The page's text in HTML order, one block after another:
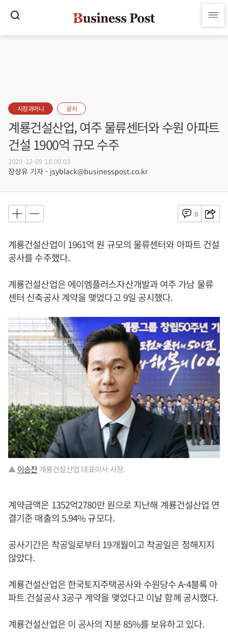
시장과머니 공시
계룡건설산업, 여주 물류센터와 수원 아파트
건설 1900억 규모 수주
2020-12-09 18:00:03
장상유 기자 - jsyblack@businesspost.co.kr
0
계룡건설산업이 1961억 원 규모의 물류센터와 아파트 건설
공사를 수주했다.
계룡건설산업은 에이엠플러스자산개발과 여주 가남 물류
센터 신축공사 계약을 맺었다고 9일 공시했다.
▲이승찬계룡건설산업 대표이사 사장.
계약금액은 1352억2780만 원으로 지난해 계룡건설산업 연
결기준 매출의 5.94% 규모다.
공사기간은 착공일로부터 19개월이고 착공일은 정해지지
않았다.
계룡건설산업은 한국토지주택공사와 수원당수 A-4블록 아
파트 건설공사 3공구 계약을 맺었다고 이날 함께 공시했다.
계룡건설산업은 이 공사의 지분 85%를 보유하고 있다.